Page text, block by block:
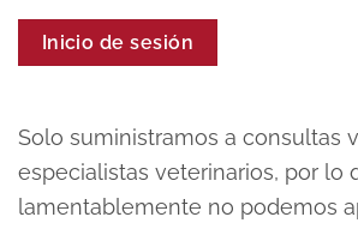
Inicio de sesión
Solo suministramos a consultas
especialistas veterinarios, por lo
lamentablemente no podemos